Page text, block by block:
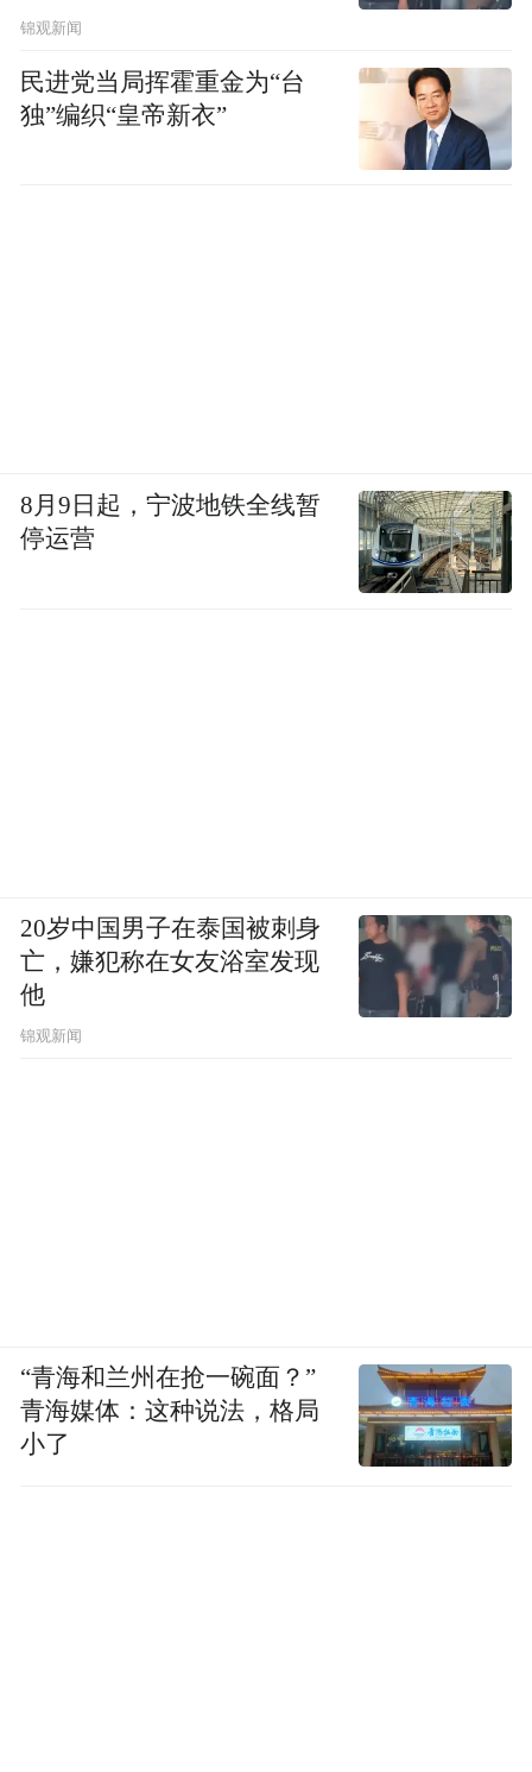
锦观新闻
民进党当局挥霍重金为“台
独”编织“皇帝新衣”
8月9日起，宁波地铁全线暂
停运营
20岁中国男子在泰国被刺身
亡，嫌犯称在女友浴室发现
他
锦观新闻
“青海和兰州在抢一碗面？”
青海媒体：这种说法，格局
小了